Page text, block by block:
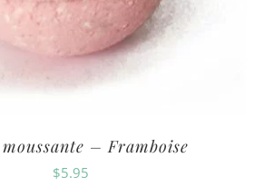
– Framboise
$5.95